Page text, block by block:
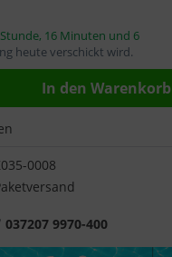
16 Minuten und 6
heute verschickt wird.
In den Warenkorb
0008
037207 9970-400